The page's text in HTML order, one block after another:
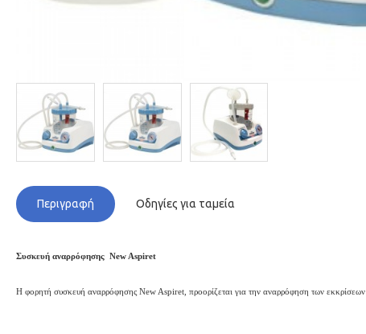
Περιγραφή Οδηγίες για ταμεία
Συσκευή αναρρόφησης New Aspiret
Η φορητή συσκευή αναρρόφησης New Aspiret, προορίζεται για την αναρρόφηση των εκκρίσεων